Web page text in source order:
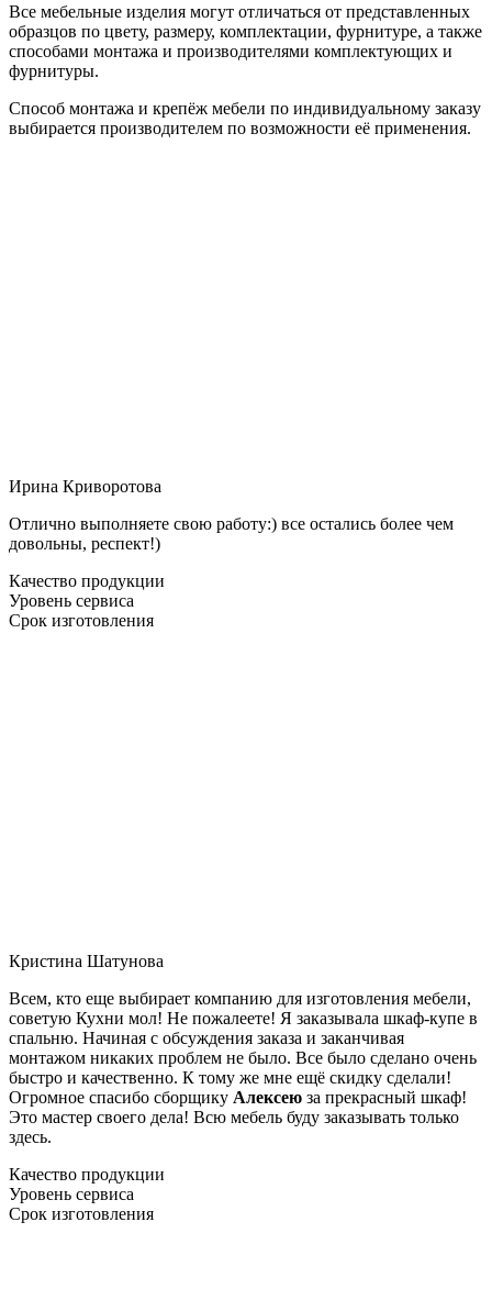
Все мебельные изделия могут отличаться от представленных
образцов по цвету, размеру, комплектации, фурнитуре, а также
способами монтажа и производителями комплектующих и
фурнитуры.
Способ монтажа и крепёж мебели по индивидуальному заказу
выбирается производителем по возможности её применения.
Ирина Криворотова
Отлично выполняете свою работу:) все остались более чем
довольны, респект!)
Качество продукции
Уровень сервиса
Срок изготовления
Кристина Шатунова
Всем, кто еще выбирает компанию для изготовления мебели,
советую Кухни мол! Не пожалеете! Я заказывала шкаф-купе в
спальню. Начиная с обсуждения заказа и заканчивая
монтажом никаких проблем не было. Все было сделано очень
быстро и качественно. К тому же мне ещё скидку сделали!
Огромное спасибо сборщику Алексею за прекрасный шкаф!
Это мастер своего дела! Всю мебель буду заказывать только
здесь.
Качество продукции
Уровень сервиса
Срок изготовления